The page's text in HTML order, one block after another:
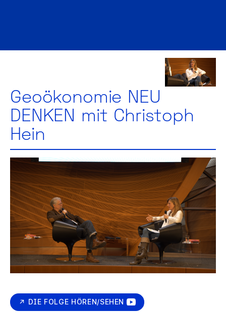
Geoökonomie NEU
DENKEN mit Christoph
Hein
DIE FOLGE HÖREN/SEHEN